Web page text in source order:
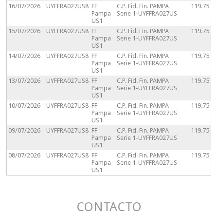
16/07/2026 UYFFRA027US8 FF
Pampa
US1
C.P. Fid. Fin. PAMPA
Serie 1-UYFFRA027US
119.75
15/07/2026 UYFFRA027US8 FF
Pampa
US1
C.P. Fid. Fin. PAMPA
Serie 1-UYFFRA027US
119.75
14/07/2026 UYFFRA027US8 FF
Pampa
US1
C.P. Fid. Fin. PAMPA
Serie 1-UYFFRA027US
119.75
13/07/2026 UYFFRA027US8 FF
Pampa
US1
C.P. Fid. Fin. PAMPA
Serie 1-UYFFRA027US
119.75
10/07/2026 UYFFRA027US8 FF
Pampa
US1
C.P. Fid. Fin. PAMPA
Serie 1-UYFFRA027US
119.75
09/07/2026 UYFFRA027US8 FF
Pampa
US1
C.P. Fid. Fin. PAMPA
Serie 1-UYFFRA027US
119.75
08/07/2026 UYFFRA027US8 FF
Pampa
US1
C.P. Fid. Fin. PAMPA
Serie 1-UYFFRA027US
119.75
CONTACTO